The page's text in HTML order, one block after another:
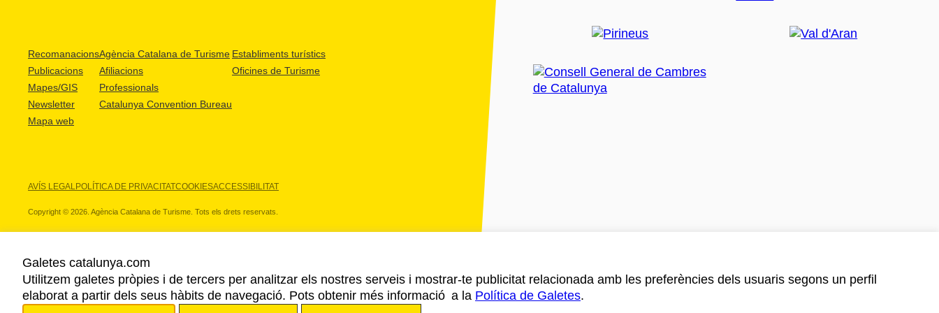
Recomanacions
Publicacions
Mapes/GIS
Newsletter
Mapa web
Agència Catalana de Turisme
Afiliacions
Professionals
Catalunya Convention Bureau
Establiments turístics
Oficines de Turisme
AVÍS LEGALPOLÍTICA DE PRIVACITATCOOKIESACCESSIBILITAT
Copyright © 2026. Agència Catalana de Turisme. Tots els drets reservats.
ELS NOSTRES PARTNERS
Galetes catalunya.com
Utilitzem galetes pròpies i de tercers per analitzar els nostres serveis i mostrar-te publicitat relacionada amb les preferències dels usuaris segons un perfil
elaborat a partir dels seus hàbits de navegació. Pots obtenir més informació a la Política de Galetes.